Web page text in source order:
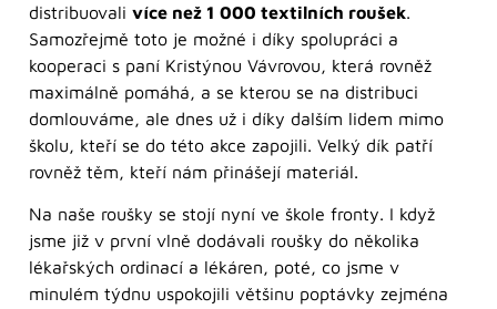
distribuovali více než 1 000 textilních roušek.
Samozřejmě toto je možné i díky spolupráci a
kooperaci s paní Kristýnou Vávrovou, která rovněž
maximálně pomáhá, a se kterou se na distribuci
domlouváme, ale dnes už i díky dalším lidem mimo
školu, kteří se do této akce zapojili. Velký dík patří
rovněž těm, kteří nám přinášejí materiál.
Na naše roušky se stojí nyní ve škole fronty. I když
jsme již v první vlně dodávali roušky do několika
lékařských ordinací a lékáren, poté, co jsme v
minulém týdnu uspokojili většinu poptávky zejména